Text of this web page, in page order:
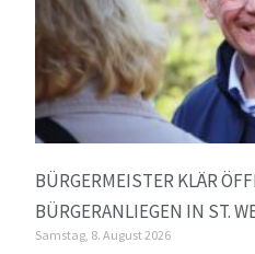
BÜRGERMEISTER KLÄR
BÜRGERANLIEGEN IN ST.
Samstag, 8. August 2026